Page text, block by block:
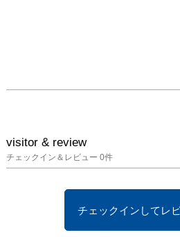
visitor & review
チェックイン＆レビュー 0件
チェックインしてレ